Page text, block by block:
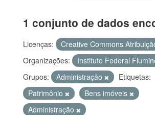
1 conjunto de dados
Licenças:
Creative Commons
Organizações:
Instituto Federal
Grupos:
Administração
Etiquetas:
Patrimônio
Bens imóveis
Administração